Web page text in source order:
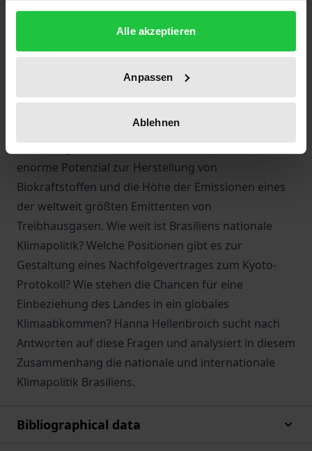
gesammelt haben.
Alle akzeptieren
Anpassen
Ablehnen
entscheidend dafür sein werden, ob und in welcher
Weise die Einbindung der Entwicklungs- und
Schwellenländer in ein globales Klimaregime
gelingen kann. Neben der Größe und Bedeutung
Klimapolitik zu beschäftigen: die globale Bedeutung
enorme Potenzial zur Herstellung von
Biokraftstoffen und die Höhe der Emissionen eines
der weltweit größten Emittenten von
Treibhausgasen. Wie weit ist Brasiliens nationale
Klimapolitik? Welche Positionen gibt es zur
Gestaltung eines Nachfolgevertrages zum Kyoto-
Protokoll? Wie stehen die Chancen für eine
Einbeziehung des Landes in ein globales
Klimaabkommen? Hanna Hellenbroich sucht nach
Antworten auf diese Fragen und analysiert in diesem
Zusammenhang die nationale und internationale
Klimapolitik Brasiliens.
Bibliographical data